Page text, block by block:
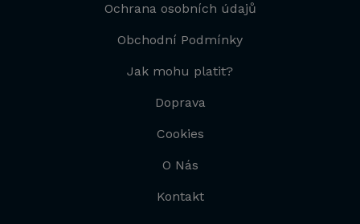
Ochrana osobních údajů
Obchodní Podmínky
Jak mohu platit?
Doprava
Cookies
O Nás
Kontakt